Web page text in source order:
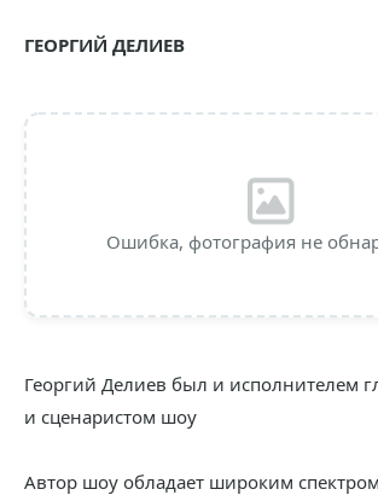
ГЕОРГИЙ ДЕЛИЕВ
Ошибка, фотография не
Георгий Делиев был и исполнителем
и сценаристом шоу
Автор шоу обладает широким